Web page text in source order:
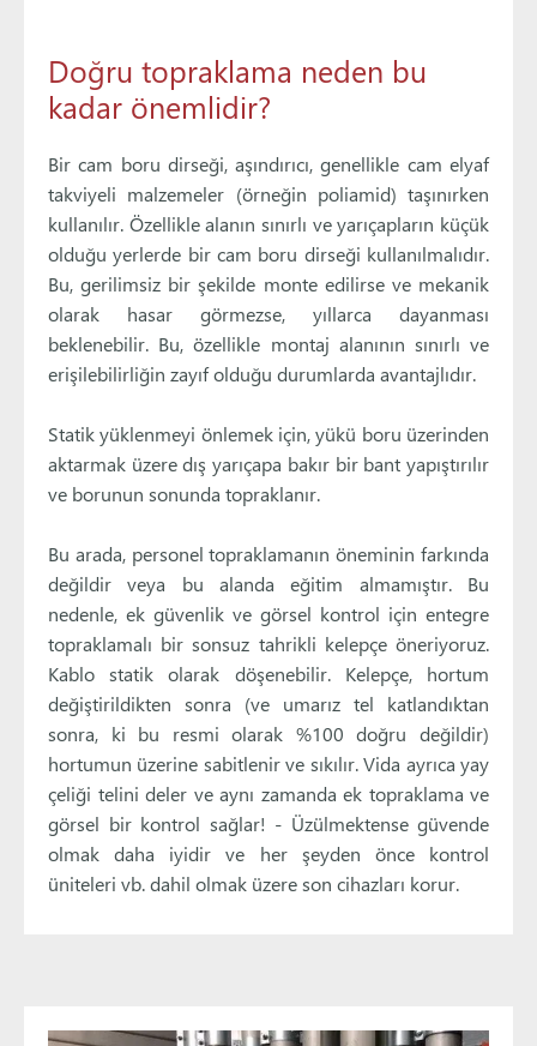
Doğru topraklama neden bu
kadar önemlidir?
Bir cam boru dirseği, aşındırıcı, genellikle cam elyaf
takviyeli malzemeler (örneğin poliamid) taşınırken
kullanılır. Özellikle alanın sınırlı ve yarıçapların küçük
olduğu yerlerde bir cam boru dirseği kullanılmalıdır.
Bu, gerilimsiz bir şekilde monte edilirse ve mekanik
olarak hasar görmezse, yıllarca dayanması
beklenebilir. Bu, özellikle montaj alanının sınırlı ve
erişilebilirliğin zayıf olduğu durumlarda avantajlıdır.
Statik yüklenmeyi önlemek için, yükü boru üzerinden
aktarmak üzere dış yarıçapa bakır bir bant yapıştırılır
ve borunun sonunda topraklanır.
Bu arada, personel topraklamanın öneminin farkında
değildir veya bu alanda eğitim almamıştır. Bu
nedenle, ek güvenlik ve görsel kontrol için entegre
topraklamalı bir sonsuz tahrikli kelepçe öneriyoruz.
Kablo statik olarak döşenebilir. Kelepçe, hortum
değiştirildikten sonra (ve umarız tel katlandıktan
sonra, ki bu resmi olarak %100 doğru değildir)
hortumun üzerine sabitlenir ve sıkılır. Vida ayrıca yay
çeliği telini deler ve aynı zamanda ek topraklama ve
görsel bir kontrol sağlar! - Üzülmektense güvende
olmak daha iyidir ve her şeyden önce kontrol
üniteleri vb. dahil olmak üzere son cihazları korur.